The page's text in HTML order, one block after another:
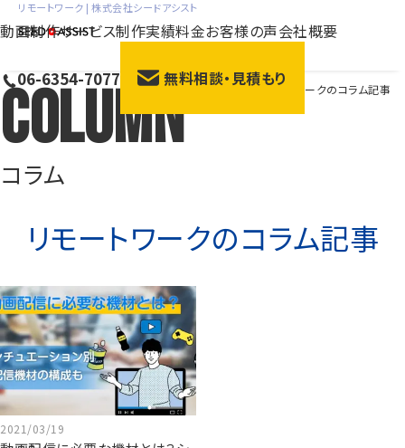
リモートワーク | 株式会社シードアシスト
動画制作サービス
採用動画
制作実績料金お客様の声会社概要
06-6354-7077 無料相談・見積もり
Column
コラム
HOME > コラム > リモートワークのコラム記事
リモートワークのコラム記事
2021/03/19